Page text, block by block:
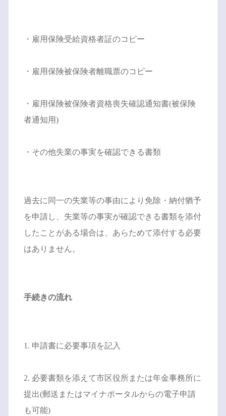
・雇用保険受給資格者証のコピー
・雇用保険被保険者離職票のコピー
・雇用保険被保険者資格喪失確認通知書(被保険
者通知用)
・その他失業の事実を確認できる書類
過去に同一の失業等の事由により免除・納付猶予
を申請し、失業等の事実が確認できる書類を添付
したことがある場合は、あらためて添付する必要
はありません。
手続きの流れ
1. 申請書に必要事項を記入
2. 必要書類を添えて市区役所または年金事務所に
提出(郵送またはマイナポータルからの電子申請
も可能)